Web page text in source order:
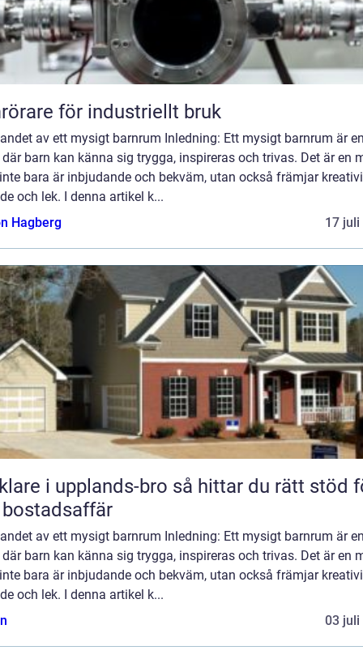
för industriellt bruk
av ett mysigt barnrum Inledning: Ett mysigt barnrum är
barn kan känna sig trygga, inspireras och trivas. Det är en
bara är inbjudande och bekväm, utan också främjar
och lek. I denna artikel k...
Hagberg
17 juli
i upplands-bro så hittar du rätt stöd för
av ett mysigt barnrum Inledning: Ett mysigt barnrum är
barn kan känna sig trygga, inspireras och trivas. Det är en
bara är inbjudande och bekväm, utan också främjar
och lek. I denna artikel k...
03 juli